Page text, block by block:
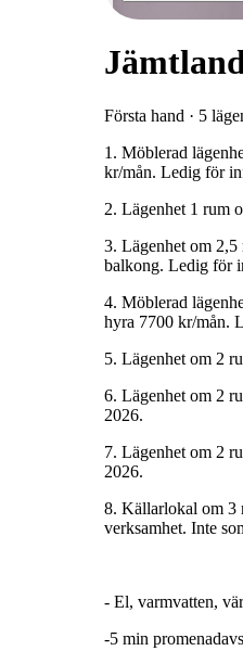
Första hand · 5
1. Möblerad
kr/mån. Ledig för
2. Lägenhet 1 rum
3. Lägenhet om 2,5
balkong. Ledig för
4. Möblerad
hyra 7700 kr/mån.
5. Lägenhet om 2
6. Lägenhet om 2
2026.
7. Lägenhet om 2
2026.
8. Källarlokal om 3
verksamhet. Inte
- El, varmvatten,
-5 min